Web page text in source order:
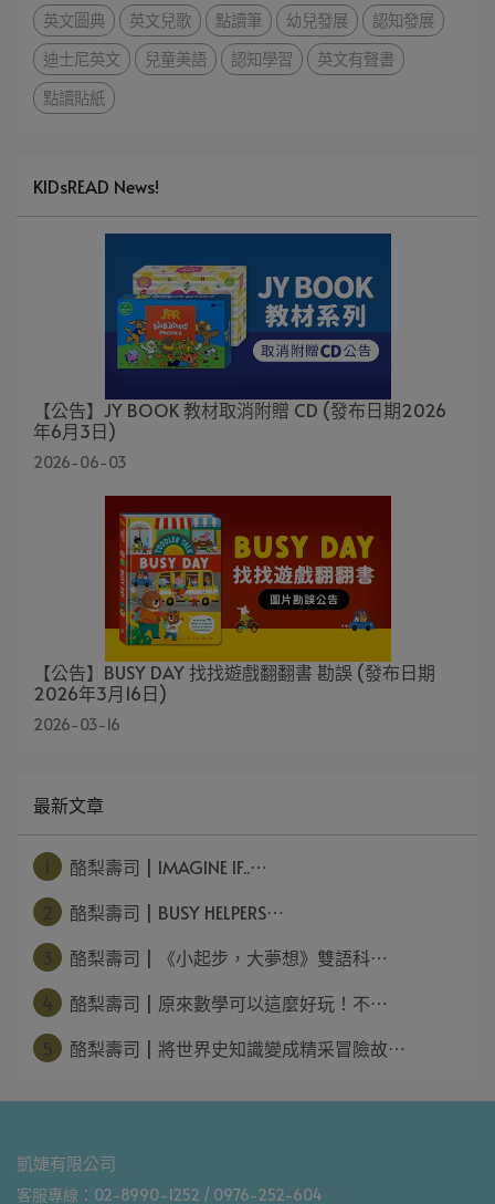
英文圖典
英文兒歌 點讀筆 幼兒發展
認知發展
迪士尼英文
兒童美語 認知學習
英文有聲書
點讀貼紙
KIDsREAD News!
【公告】JY BOOK 教材取消附贈 CD (發布日期2026
年6月3日)
2026-06-03
【公告】BUSY DAY 找找遊戲翻翻書 勘誤 (發布日期
2026年3月16日)
2026-03-16
最新文章
酪梨壽司 | IMAGINE IF..⋯
酪梨壽司 | BUSY HELPERS⋯
酪梨壽司 | 《小起步，大夢想》雙語科⋯
酪梨壽司 | 原來數學可以這麼好玩！不⋯
酪梨壽司 | 將世界史知識變成精采冒險故⋯
凱婕有限公司
客服專線：02-8990-1252 / 0976-252-604